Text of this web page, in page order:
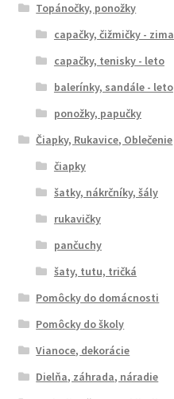
Topánočky, ponožky
capačky, čižmičky - zima
capačky, tenisky - leto
balerínky, sandále - leto
ponožky, papučky
Čiapky, Rukavice, Oblečenie
čiapky
šatky, nákrčníky, šály
rukavičky
pančuchy
šaty, tutu, tričká
Pomôcky do domácnosti
Pomôcky do školy
Vianoce, dekorácie
Dielňa, záhrada, náradie